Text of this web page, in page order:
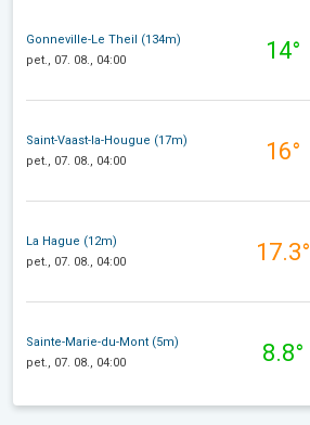
Gonneville-Le Theil (134m)
pet., 07. 08., 04:00
14°
Saint-Vaast-la-Hougue (17m)
pet., 07. 08., 04:00
16°
La Hague (12m)
pet., 07. 08., 04:00
17.3°
Sainte-Marie-du-Mont (5m)
pet., 07. 08., 04:00
8.8°